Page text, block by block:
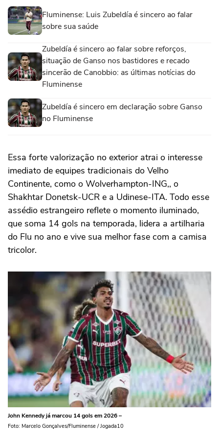
Fluminense: Luis Zubeldía é sincero ao falar
sobre sua saúde
Zubeldía é sincero ao falar sobre reforços,
situação de Ganso nos bastidores e recado
sincerão de Canobbio: as últimas notícias do
Fluminense
Zubeldía é sincero em declaração sobre Ganso
no Fluminense
Essa forte valorização no exterior atrai o interesse
imediato de equipes tradicionais do Velho
Continente, como o Wolverhampton-ING,, o
Shakhtar Donetsk-UCR e a Udinese-ITA. Todo esse
assédio estrangeiro reflete o momento iluminado,
que soma 14 gols na temporada, lidera a artilharia
do Flu no ano e vive sua melhor fase com a camisa
tricolor.
John Kennedy já marcou 14 gols em 2026 –
Foto: Marcelo Gonçalves/Fluminense / Jogada10